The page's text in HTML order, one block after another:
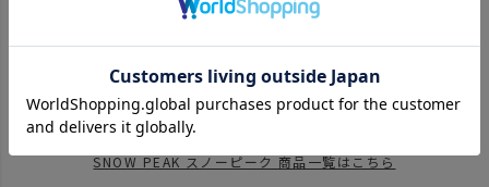
アウトドア・キャンプ用品 ランタン ライト ランタン
news snow peakの取り扱いスタート
SNOW PEAK スノーピーク 商品一覧はこちら